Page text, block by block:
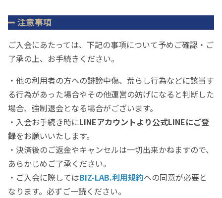
ご入会にあたっては、下記の事項について予めご確認・ご
了承の上、お手続きください。
・他の利用者の方への誹謗中傷、荒らし行為などに該当す
る行為があった場合やその他運営の妨げになると判断した
場合、強制退会となる場合がございます。
・入会お手続き時にLINEアカウントより公式LINEにご登
録をお願いいたします。
・決済後のご返金やキャンセルは一切出来かねますので、
あらかじめご了承ください。
・ご入会に際してはBIZ-LAB.利用規約への同意が必要と
なります。必ずご一読ください。